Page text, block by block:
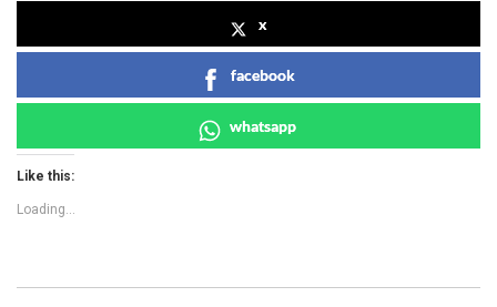
x
facebook
whatsapp
Like this:
Loading...